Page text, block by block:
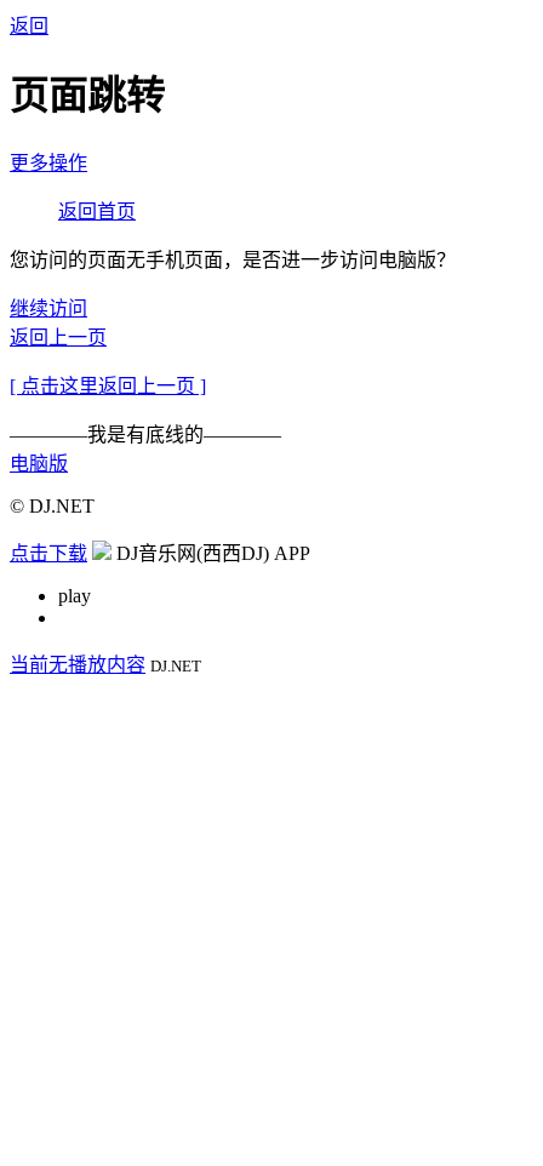
返回
页面跳转
更多操作
返回首页
您访问的页面无手机页面，是否进一步访问电脑版？
继续访问
返回上一页
[ 点击这里返回上一页 ]
————我是有底线的————
电脑版
© DJ.NET
点击下载 DJ音乐网(西西DJ) APP
play
当前无播放内容 DJ.NET